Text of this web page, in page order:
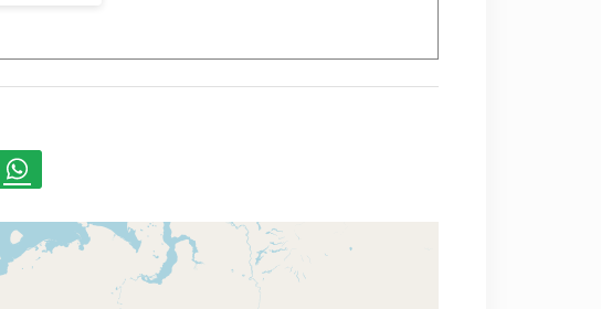
Whatsapp